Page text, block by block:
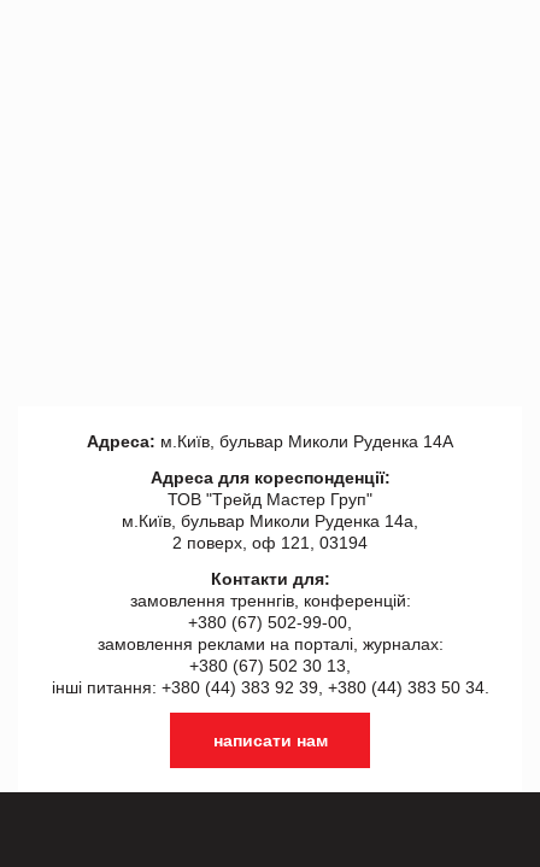
Адреса: м.Київ, бульвар Миколи Руденка 14А
Адреса для кореспонденції:
ТОВ "Tрейд Мастер Груп"
м.Київ, бульвар Миколи Руденка 14а,
2 поверх, оф 121, 03194
Контакти для:
замовлення треннгів, конференцій:
+380 (67) 502-99-00,
замовлення реклами на порталі, журналах:
+380 (67) 502 30 13,
інші питання: +380 (44) 383 92 39, +380 (44) 383 50 34.
написати нам